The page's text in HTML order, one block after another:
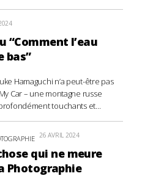
“Comment l’eau
bas”
Hamaguchi n’a peut-être pas
Car – une montagne russe
touchants et...
26 AVRIL 2024
qui ne meure
Photographie